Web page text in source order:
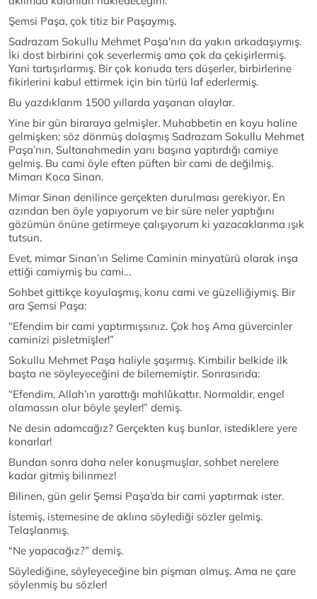
Şemsi Paşa, çok titiz bir Paşaymış.
Sadrazam Sokullu Mehmet Paşa’nın da yakın arkadaşıymış.
İki dost birbirini çok severlermiş ama çok da çekişirlermiş.
Yani tartışırlarmış. Bir çok konuda ters düşerler, birbirlerine
fikirlerini kabul ettirmek için bin türlü laf ederlermiş.
Bu yazdıklarım 1500 yıllarda yaşanan olaylar.
Yine bir gün biraraya gelmişler. Muhabbetin en koyu haline
gelmişken; söz dönmüş dolaşmış Sadrazam Sokullu Mehmet
Paşa’nın, Sultanahmedin yanı başına yaptırdığı camiye
gelmiş. Bu cami öyle eften püften bir cami de değilmiş.
Mimarı Koca Sinan.
Mimar Sinan denilince gerçekten durulması gerekiyor. En
azından ben öyle yapıyorum ve bir süre neler yaptığını
gözümün önüne getirmeye çalışıyorum ki yazacaklarıma ışık
tutsun.
Evet, mimar Sinan’ın Selime Caminin minyatürü olarak inşa
ettiği camiymiş bu cami…
Sohbet gittikçe koyulaşmış, konu cami ve güzelliğiymiş. Bir
ara Şemsi Paşa:
“Efendim bir cami yaptırmışsınız. Çok hoş Ama güvercinler
caminizi pisletmişler!”
Sokullu Mehmet Paşa haliyle şaşırmış. Kimbilir belkide ilk
başta ne söyleyeceğini de bilememiştir. Sonrasında:
“Efendim, Allah’ın yarattığı mahlûkattır. Normaldir, engel
olamassın olur böyle şeyler!” demiş.
Ne desin adamcağız? Gerçekten kuş bunlar, istediklere yere
konarlar!
Bundan sonra daha neler konuşmuşlar, sohbet nerelere
kadar gitmiş bilinmez!
Bilinen, gün gelir Şemsi Paşa’da bir cami yaptırmak ister.
İstemiş, istemesine de aklına söylediği sözler gelmiş.
Telaşlanmış.
“Ne yapacağız?” demiş.
Söylediğine, söyleyeceğine bin pişman olmuş. Ama ne çare
söylenmiş bu sözler!